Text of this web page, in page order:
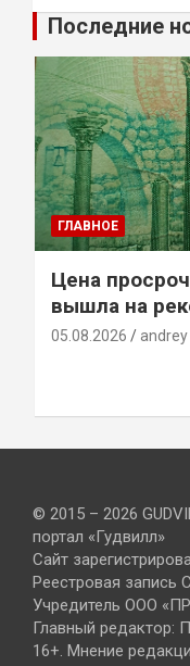
Последние
ГЛАВНОЕ
Цена
вышла на
05.08.2026 andrey
© 2015 – 2026
портал «Гудвилл»
Сайт
Реестровая
Учредитель ООО
Главный редактор:
16+. Мнение